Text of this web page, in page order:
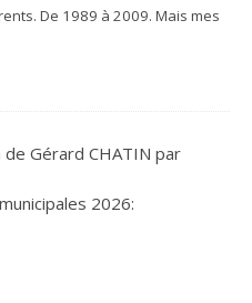
De 1989 à 2009. Mais mes
de Gérard CHATIN par
2026: